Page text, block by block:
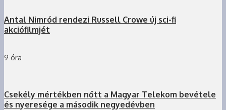
Antal Nimród rendezi Russell Crowe új sci-fi
akciófilmjét
9 óra
Csekély mértékben nőtt a Magyar Telekom bevétele
és nyeresége a második negyedévben